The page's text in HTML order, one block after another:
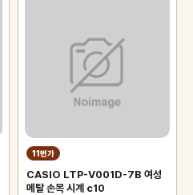
11번가
CASIO LTP-V001D-7B 여성
메탈 손목 시계 c10